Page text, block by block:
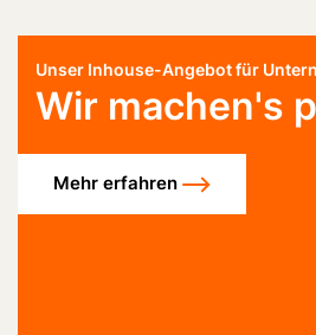
Unser Inhouse-Angebot für
Wir machen's
Mehr erfahren